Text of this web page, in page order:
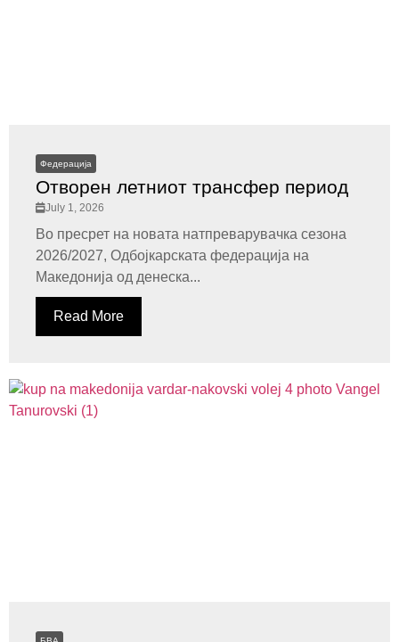
Федерација
Отворен летниот трансфер период
July 1, 2026
Во пресрет на новата натпреварувачка сезона
2026/2027, Одбојкарската федерација на
Македонија од денеска...
Read More